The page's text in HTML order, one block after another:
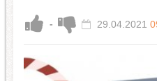
- 29.04.2021